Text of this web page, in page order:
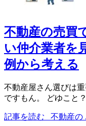
不動産の売買
い仲介業者を
例から考える
不動産屋さん選びは
ですもん。 どゆこと
記事を読む 不動産の